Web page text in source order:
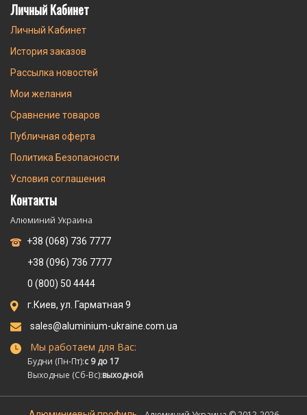
Личный Кабинет
Личный Кабинет
История заказов
Рассылка новостей
Мои желания
Сравнение товаров
Публичная оферта
Политика Безопасности
Условия соглашения
Контакты
Алюминий Украина
+38 (068) 736 7777
+38 (096) 736 7777
0 (800) 50 4444
г.Киев, ул. Гарматная 9
sales@aluminium-ukraine.com.ua
Мы работаем для Вас:
Будни (Пн-Пт):с 9 до 17
Выходные (Сб-Вс):выходной